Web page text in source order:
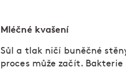
Mléčné kvašení
Sůl a tlak ničí buněčné
proces může začít.